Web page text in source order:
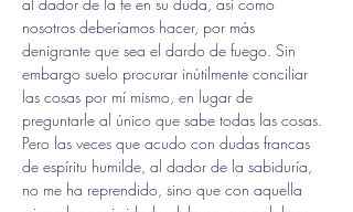
nosotros deberíamos hacer, por más
denigrante que sea el dardo de fuego. Sin
embargo suelo procurar inútilmente conciliar
las cosas por mí mismo, en lugar de
preguntarle al único que sabe todas las cosas.
Pero las veces que acudo con dudas francas
de espíritu humilde, al dador de la sabiduría,
no me ha reprendido, sino que con aquella